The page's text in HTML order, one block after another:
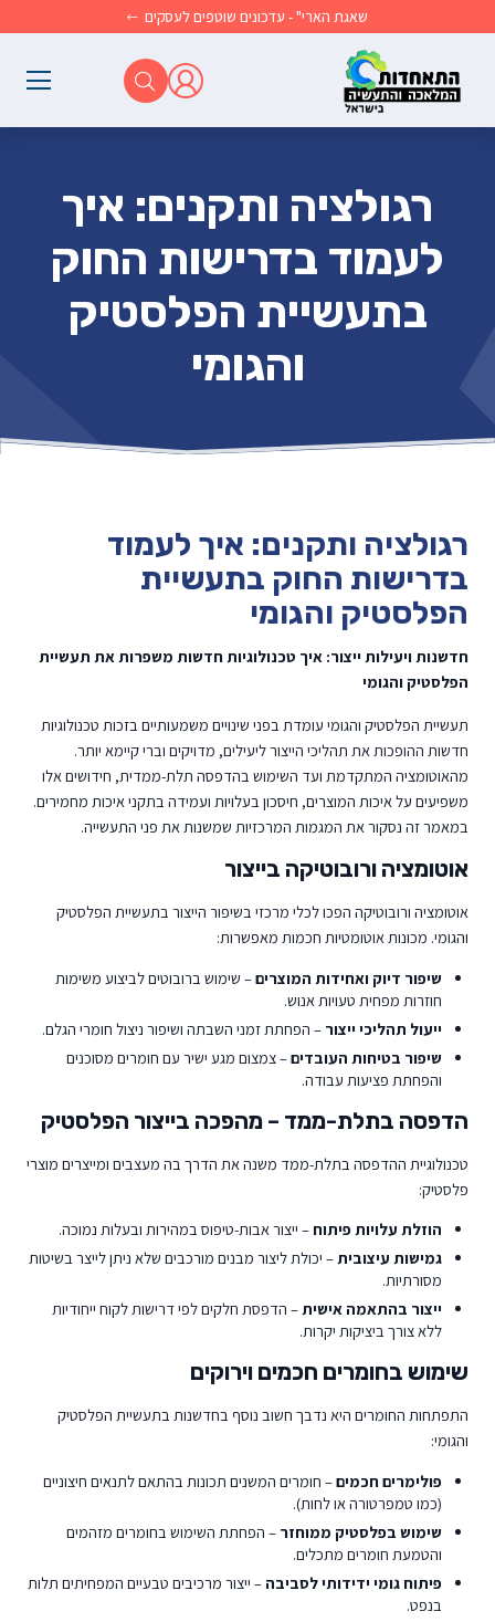
שאגת הארי" - עדכונים שוטפים לעסקים
רגולציה ותקנים: איך
לעמוד בדרישות החוק
בתעשיית הפלסטיק
והגומי
רגולציה ותקנים: איך לעמוד
בדרישות החוק בתעשיית
הפלסטיק והגומי
חדשנות ויעילות ייצור: איך טכנולוגיות חדשות משפרות את תעשיית
הפלסטיק והגומי
תעשיית הפלסטיק והגומי עומדת בפני שינויים משמעותיים בזכות טכנולוגיות
חדשות ההופכות את תהליכי הייצור ליעילים, מדויקים וברי קיימא יותר.
מהאוטומציה המתקדמת ועד השימוש בהדפסה תלת-ממדית, חידושים אלו
משפיעים על איכות המוצרים, חיסכון בעלויות ועמידה בתקני איכות מחמירים.
במאמר זה נסקור את המגמות המרכזיות שמשנות את פני התעשייה.
אוטומציה ורובוטיקה בייצור
אוטומציה ורובוטיקה הפכו לכלי מרכזי בשיפור הייצור בתעשיית הפלסטיק
והגומי. מכונות אוטומטיות חכמות מאפשרות:
שיפור דיוק ואחידות המוצרים– שימוש ברובוטים לביצוע משימות
חוזרות מפחית טעויות אנוש.
ייעול תהליכי ייצור – הפחתת זמני השבתה ושיפור ניצול חומרי הגלם.
שיפור בטיחות העובדים– צמצום מגע ישיר עם חומרים מסוכנים
והפחתת פציעות עבודה.
הדפסה בתלת-ממד – מהפכה בייצור הפלסטיק
טכנולוגיית ההדפסה בתלת-ממד משנה את הדרך בה מעצבים ומייצרים מוצרי
פלסטיק:
הוזלת עלויות פיתוח – ייצור אבות-טיפוס במהירות ובעלות נמוכה.
גמישות עיצובית– יכולת ליצור מבנים מורכבים שלא ניתן לייצר בשיטות
מסורתיות.
ייצור בהתאמה אישית– הדפסת חלקים לפי דרישות לקוח ייחודיות
ללא צורך ביציקות יקרות.
שימוש בחומרים חכמים וירוקים
התפתחות החומרים היא נדבך חשוב נוסף בחדשנות בתעשיית הפלסטיק
והגומי:
פולימרים חכמים– חומרים המשנים תכונות בהתאם לתנאים חיצוניים
(כמו טמפרטורה או לחות).
שימוש בפלסטיק ממוחזר – הפחתת השימוש בחומרים מזהמים
והטמעת חומרים מתכלים.
פיתוח גומי ידידותי לסביבה – ייצור מרכיבים טבעיים המפחיתים תלות
בנפט.